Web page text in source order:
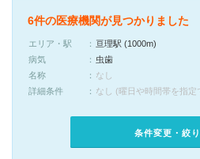
6件の医療機関が見つかりました
エリア・駅
亘理駅 (1000m)
病気
虫歯
名称
なし
詳細条件
なし (曜日や時間帯を指定
条件変更・絞